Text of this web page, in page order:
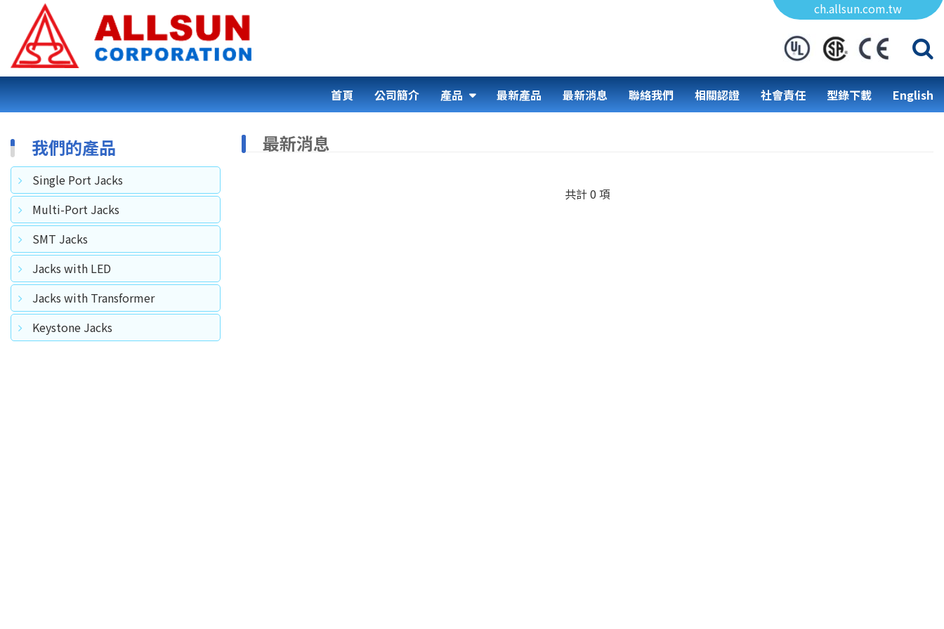
ch.allsun.com.tw
首頁 公司簡介 產品 最新產品 最新消息 聯絡我們 相關認證 社會責任 型錄下載 English
我們的產品
Single Port Jacks
Multi-Port Jacks
SMT Jacks
Jacks with LED
Jacks with Transformer
Keystone Jacks
最新消息
共計 0 項